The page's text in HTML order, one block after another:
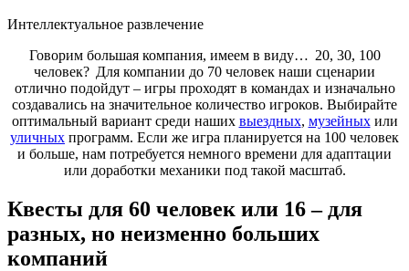
Интеллектуальное развлечение
Говорим большая компания, имеем в виду… 20, 30, 100
человек? Для компании до 70 человек наши сценарии
отлично подойдут – игры проходят в командах и изначально
создавались на значительное количество игроков. Выбирайте
оптимальный вариант среди наших выездных, музейныхили
уличных программ. Если же игра планируется на 100 человек
и больше, нам потребуется немного времени для адаптации
или доработки механики под такой масштаб.
Квесты для 60 человек или 16 – для
разных, но неизменно больших
компаний